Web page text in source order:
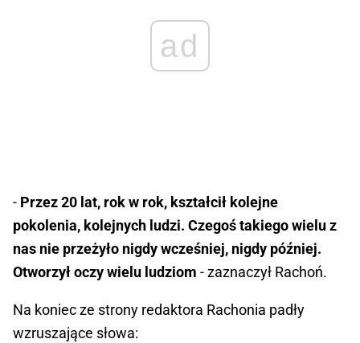
ad
- Przez 20 lat, rok w rok, kształcił kolejne
pokolenia, kolejnych ludzi. Czegoś takiego wielu z
nas nie przeżyło nigdy wcześniej, nigdy później.
Otworzył oczy wielu ludziom - zaznaczył Rachoń.
Na koniec ze strony redaktora Rachonia padły
wzruszające słowa: